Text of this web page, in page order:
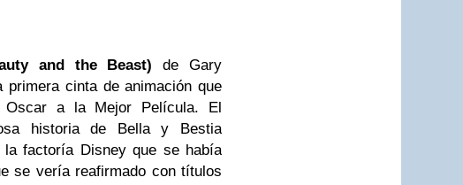
and the Beast)de Gary
cinta de animación que
Oscar a la Mejor Película. El
historia de Bella y Bestia
factoría Disney que se había
se vería reafirmado con títulos